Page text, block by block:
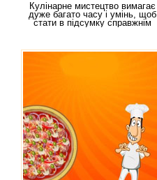
Кулінарне мистецтво вимагає
дуже багато часу і умінь, щоб
стати в підсумку справжнім